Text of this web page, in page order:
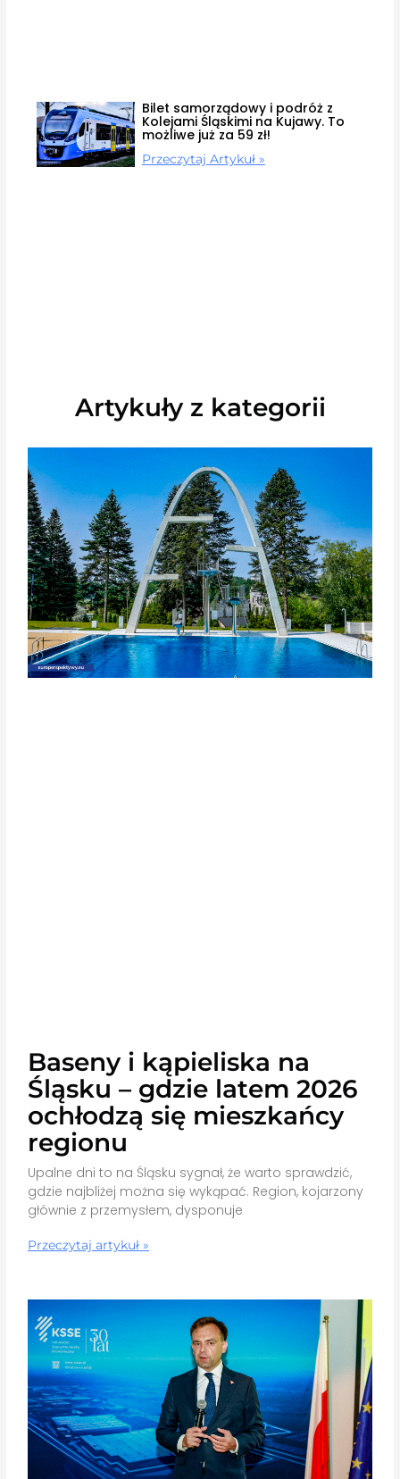
Bilet samorządowy i podróż z
Kolejami Śląskimi na Kujawy. To
możliwe już za 59 zł!
Przeczytaj Artykuł »
Artykuły z kategorii
Baseny i kąpieliska na
Śląsku – gdzie latem 2026
ochłodzą się mieszkańcy
regionu
Upalne dni to na Śląsku sygnał, że warto sprawdzić,
gdzie najbliżej można się wykąpać. Region, kojarzony
głównie z przemysłem, dysponuje
Przeczytaj artykuł »